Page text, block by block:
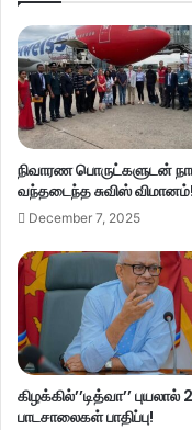
நிவாரண பொருட்களுடன்
வந்தடைந்த சுவிஸ் விமானம்!
December 7, 2025
கிழக்கில்’’டித்வா’’ புயலால்
பாடசாலைகள் பாதிப்பு!